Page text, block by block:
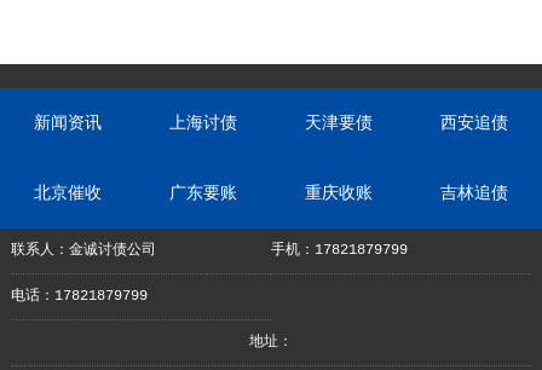
新闻资讯 上海讨债 天津要债 西安追债
北京催收 广东要账 重庆收账 吉林追债
联系人：金诚讨债公司 手机：17821879799
电话：17821879799
地址：